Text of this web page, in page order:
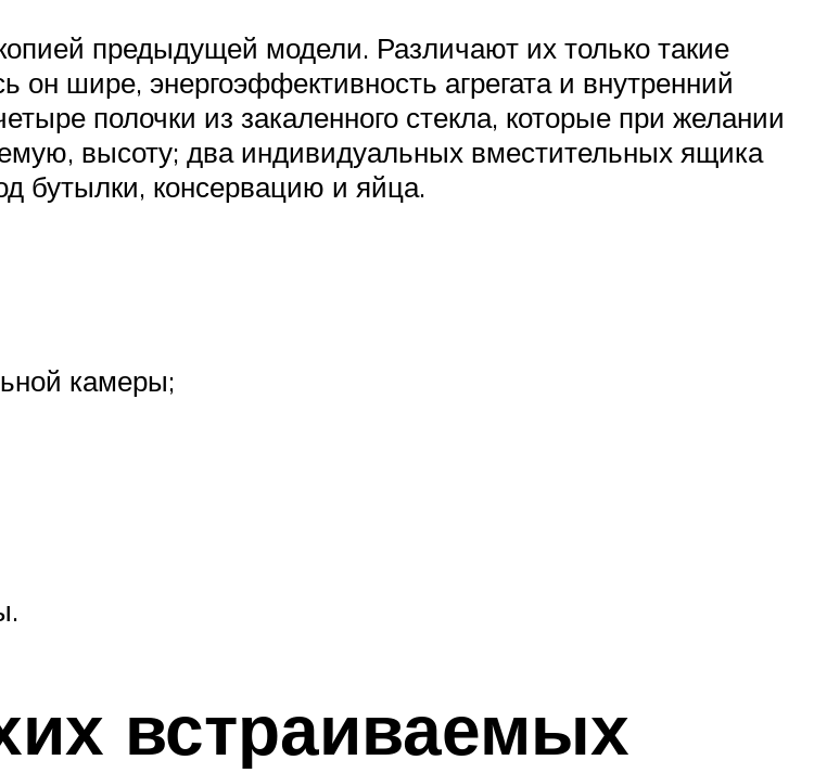
предыдущей модели. Различают их только такие
он шире, энергоэффективность агрегата и внутренний
полочки из закаленного стекла, которые при желании
высоту; два индивидуальных вместительных ящика
бутылки, консервацию и яйца.
камеры;
встраиваемых